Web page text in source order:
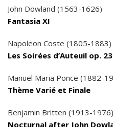
John Dowland (1563-1626)
Fantasia XI
Napoleon Coste (1805-1883)
Les Soirées d’Auteuil op. 23
Manuel Maria Ponce (1882-
Thème Varié et Finale
Benjamin Britten (1913-1976)
Nocturnal after John